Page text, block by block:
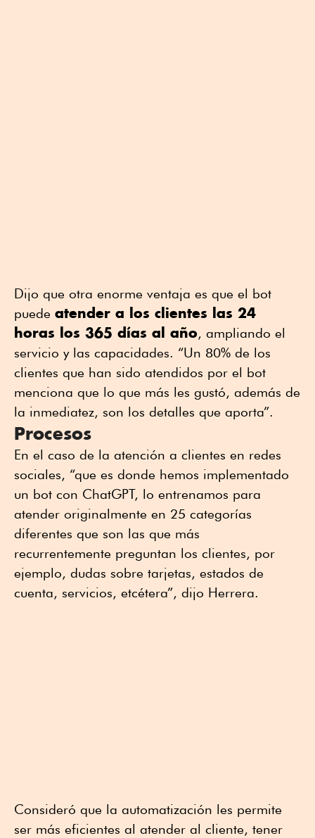
Dijo que otra enorme ventaja es que el bot
puede atender a los clientes las 24
horas los 365 días al año, ampliando el
servicio y las capacidades. “Un 80% de los
clientes que han sido atendidos por el bot
menciona que lo que más les gustó, además de
la inmediatez, son los detalles que aporta”.
Procesos
En el caso de la atención a clientes en redes
sociales, “que es donde hemos implementado
un bot con ChatGPT, lo entrenamos para
atender originalmente en 25 categorías
diferentes que son las que más
recurrentemente preguntan los clientes, por
ejemplo, dudas sobre tarjetas, estados de
cuenta, servicios, etcétera”, dijo Herrera.
Consideró que la automatización les permite
ser más eficientes al atender al cliente, tener